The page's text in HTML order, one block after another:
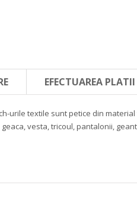
EFECTUAREA PLATII
urile textile sunt petice din
vesta, tricoul, pantalonii,